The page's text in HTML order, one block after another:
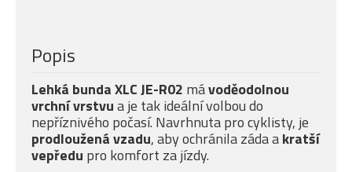
Popis
Lehká bunda XLC JE-R02 mávoděodolnou
vrchní vrstvua je tak ideální volbou do
nepříznivého počasí. Navrhnuta pro cyklisty, je
prodloužená vzadu, aby ochránila záda akratší
vepředu pro komfort za jízdy.